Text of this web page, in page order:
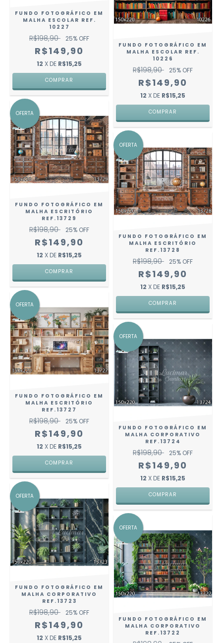
FUNDO FOTOGRÁFICO EM
MALHA ESCOLAR REF.
10227
R$198,90 25% OFF
R$149,90
12 X DE R$15,25
COMPRAR
FUNDO FOTOGRÁFICO EM
MALHA ESCOLAR REF.
10226
R$198,90 25% OFF
R$149,90
12 X DE R$15,25
COMPRAR
OFERTA
FUNDO FOTOGRÁFICO EM
MALHA ESCRITÓRIO
REF.13729
R$198,90 25% OFF
R$149,90
12 X DE R$15,25
COMPRAR
OFERTA
FUNDO FOTOGRÁFICO EM
MALHA ESCRITÓRIO
REF.13728
R$198,90 25% OFF
R$149,90
12 X DE R$15,25
COMPRAR
OFERTA
FUNDO FOTOGRÁFICO EM
MALHA ESCRITÓRIO
REF.13727
R$198,90 25% OFF
R$149,90
12 X DE R$15,25
COMPRAR
OFERTA
FUNDO FOTOGRÁFICO EM
MALHA CORPORATIVO
REF.13724
R$198,90 25% OFF
R$149,90
12 X DE R$15,25
COMPRAR
OFERTA
FUNDO FOTOGRÁFICO EM
MALHA CORPORATIVO
REF.13723
R$198,90 25% OFF
R$149,90
12 X DE R$15,25
OFERTA
FUNDO FOTOGRÁFICO EM
MALHA CORPORATIVO
REF.13722